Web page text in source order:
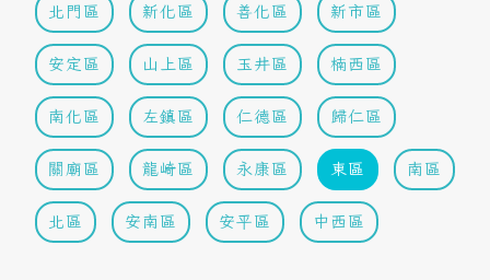
北門區 新化區 善化區 新市區
安定區 山上區 玉井區 楠西區
南化區 左鎮區 仁德區 歸仁區
關廟區 龍崎區 永康區 東區 南區
北區 安南區 安平區 中西區